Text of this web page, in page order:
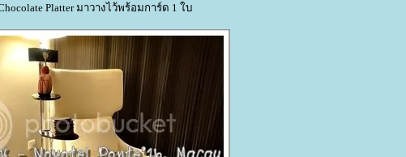
Platter มาวางไว้พร้อมการ์ด 1 ใบ